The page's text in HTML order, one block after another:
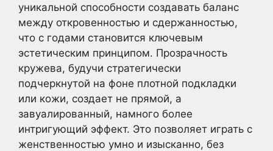
уникальной способности создавать баланс
между откровенностью и сдержанностью,
что с годами становится ключевым
эстетическим принципом. Прозрачность
кружева, будучи стратегически
подчеркнутой на фоне плотной подкладки
или кожи, создает не прямой, а
завуалированный, намного более
интригующий эффект. Это позволяет играть с
женственностью умно и изысканно, без